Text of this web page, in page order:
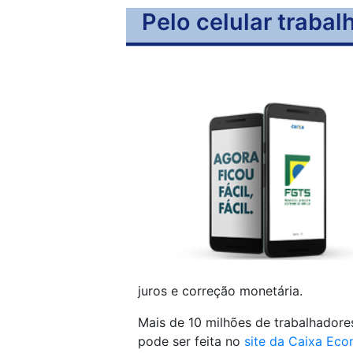
Pelo celular
juros e correção monetária.
Mais de 10 milhões de
pode ser feita no site da Caixa